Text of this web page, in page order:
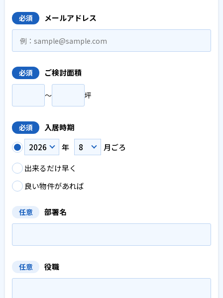
必須 メールアドレス
必須 ご検討面積
〜 坪
必須
入居時期
年
月ごろ
出来るだけ早く
良い物件があれば
任意 部署名
任意 役職